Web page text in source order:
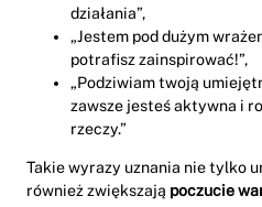
działania”,
„Jestem pod dużym
potrafisz zainspirować!”,
„Podziwiam twoją
zawsze jesteś aktywna i
rzeczy.”
Takie wyrazy uznania nie tylko
również zwiększają poczucie